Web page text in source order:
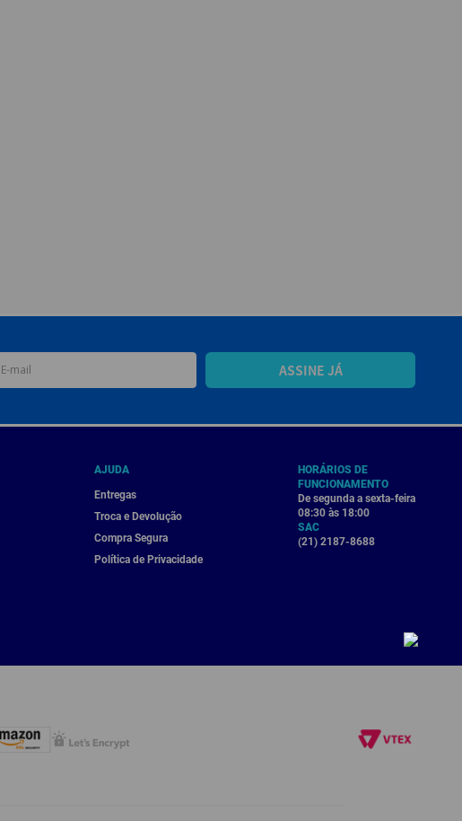
ASSINE JÁ
AJUDA
Entregas
Troca e Devolução
Compra Segura
Política de Privacidade
HORÁRIOS DE
FUNCIONAMENTO
De segunda a sexta-feira
08:30 às 18:00
SAC
(21) 2187-8688